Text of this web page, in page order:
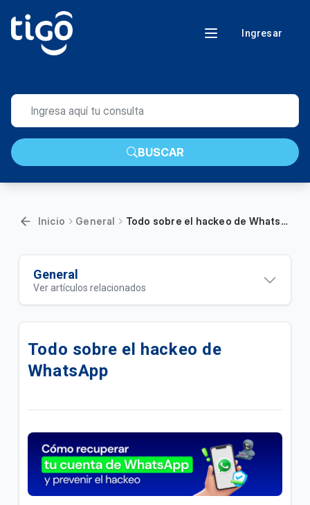
Ingresar
BUSCAR
Inicio General Todo sobre el hackeo de WhatsApp
General
Ver artículos relacionados
Oferta|Paquetigos ilimitados con Tethering
Conoce toda la información clave sobre tu servicio
Post pago
Conoce todo sobre tu plan Tigo Hogar
Fixture de partidos | Tigo Sport - Espn
Toda la información que debes saber para
Todo sobre el hackeo de
WhatsApp